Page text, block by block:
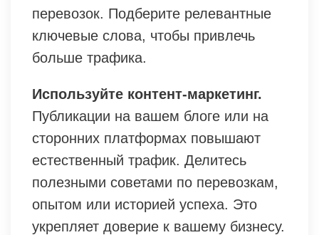
перевозок. Подберите релевантные
ключевые слова, чтобы привлечь
больше трафика.
Используйте контент-маркетинг.
Публикации на вашем блоге или на
сторонних платформах повышают
естественный трафик. Делитесь
полезными советами по перевозкам,
опытом или историей успеха. Это
укрепляет доверие к вашему бизнесу.